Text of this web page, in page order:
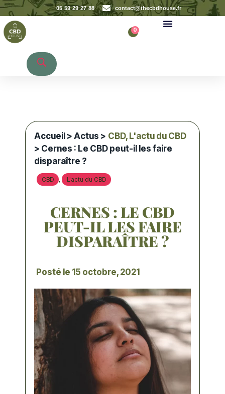
05 59 29 27 88 contact@thecbdhouse.fr
0
Accueil >Actus > CBD, L'actu du CBD
> Cernes : Le CBD peut-il les faire
disparaître ?
CBD , L'actu du CBD
CERNES : LE CBD
PEUT-IL LES FAIRE
DISPARAÎTRE ?
Posté le 15 octobre, 2021